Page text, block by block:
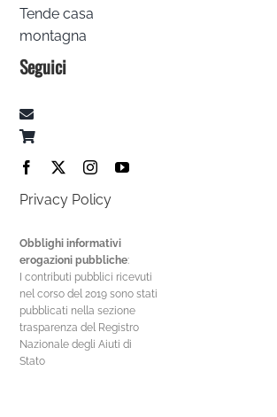
Tende casa
montagna
Seguici
Privacy Policy
Obblighi informativi
erogazioni pubbliche:
I contributi pubblici ricevuti
nel corso del 2019 sono stati
pubblicati nella sezione
trasparenza del Registro
Nazionale degli Aiuti di
Stato